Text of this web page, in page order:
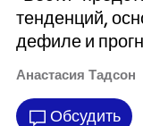
тенденций,
дефиле и
Анастасия Тадсон
Обсудить